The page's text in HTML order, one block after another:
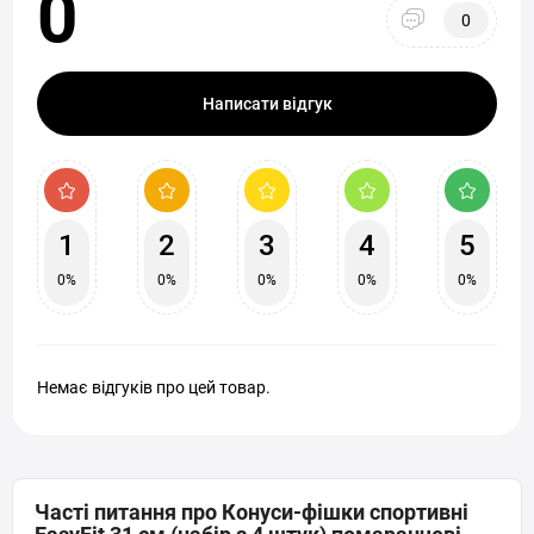
0 0
Написати відгук
1
0%
2
0%
3
0%
4
0%
5
0%
Немає відгуків про цей товар.
Часті питання про Конуси-фішки спортивні